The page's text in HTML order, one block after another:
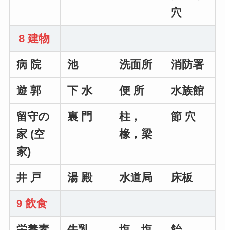
穴
8 建物
病 院 池 洗面所 消防署
遊 郭 下 水 便 所 水族館
留守の
家 (空
家)
裏 門
柱，
椽，梁
節 穴
井 戸 湯 殿 水道局 床板
9 飲食